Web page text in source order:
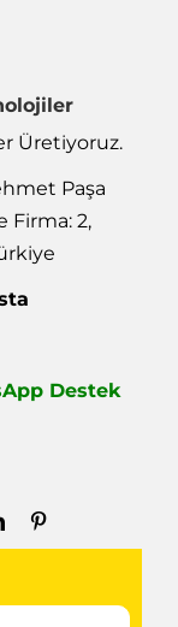
Üretiyoruz.
Paşa
Firma: 2,
Destek